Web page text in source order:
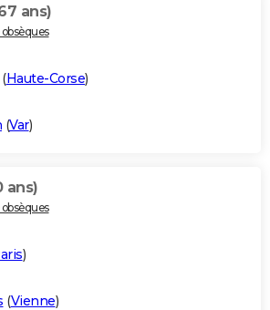
ans)
(Haute-Corse)
(Var)
ans)
)
(Vienne)